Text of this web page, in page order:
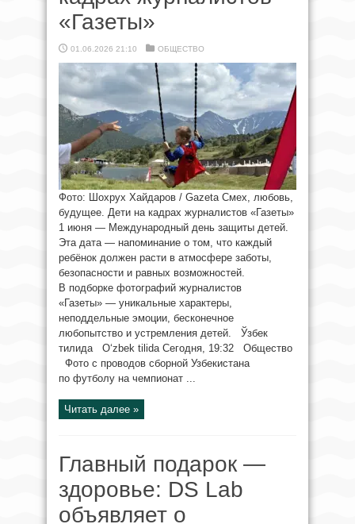
«Газеты»
01.06.2026 21:10 ОБЩЕСТВО
Фото: Шохрух Хайдаров / Gazeta Смех, любовь,
будущее. Дети на кадрах журналистов «Газеты»
1 июня — Международный день защиты детей.
Эта дата — напоминание о том, что каждый
ребёнок должен расти в атмосфере заботы,
безопасности и равных возможностей.
В подборке фотографий журналистов
«Газеты» — уникальные характеры,
неподдельные эмоции, бесконечное
любопытство и устремления детей. Ўзбек
тилида O‘zbek tilida Сегодня, 19:32 Общество
Фото с проводов сборной Узбекистана
по футболу на чемпионат ...
Читать далее »
Главный подарок —
здоровье: DS Lab
объявляет о